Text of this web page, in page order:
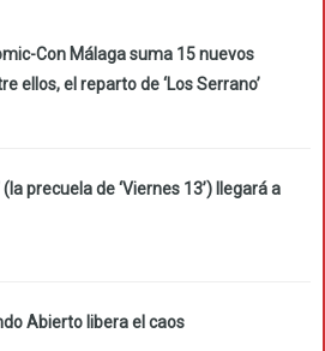
Con Málaga suma 15 nuevos
ellos, el reparto de ‘Los Serrano’
(la precuela de ‘Viernes 13’) llegará a
Abierto libera el caos